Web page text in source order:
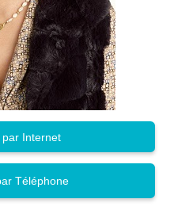
par Internet
Téléphone